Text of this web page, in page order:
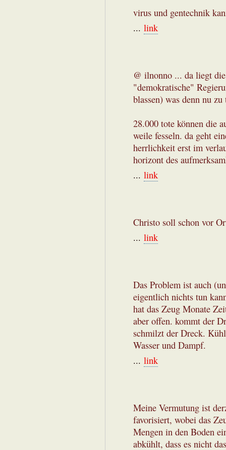
virus und gentechnik
... link
@ ilnonno ... da liegt
"demokratische"
blassen) was denn nu
28.000 tote können die
weile fesseln. da geht
herrlichkeit erst im
horizont des
... link
Christo soll schon vor
... link
Das Problem ist auch
eigentlich nichts tun
hat das Zeug Monate
aber offen. kommt der
schmilzt der Dreck.
Wasser und Dampf.
... link
Meine Vermutung ist
favorisiert, wobei das
Mengen in den Boden
abkühlt, dass es nicht